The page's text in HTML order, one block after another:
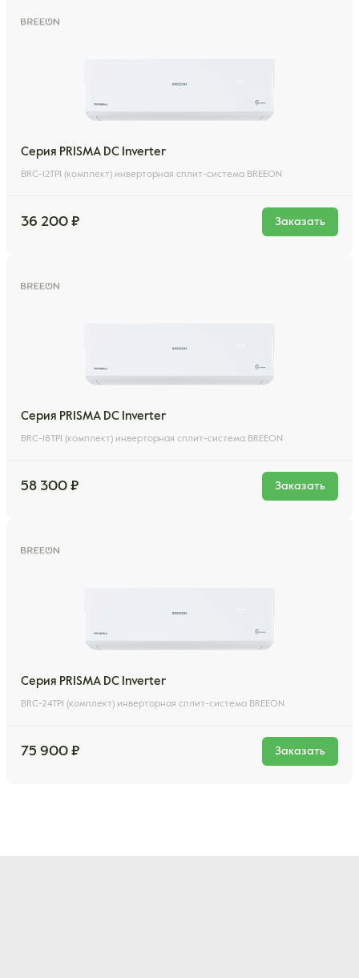
Серия PRISMA DC Inverter
BRC-12TPI (комплект) инверторная сплит-система BREEON
36 200 ₽ Заказать
Серия PRISMA DC Inverter
BRC-18TPI (комплект) инверторная сплит-система BREEON
58 300 ₽ Заказать
Серия PRISMA DC Inverter
BRC-24TPI (комплект) инверторная сплит-система BREEON
75 900 ₽ Заказать